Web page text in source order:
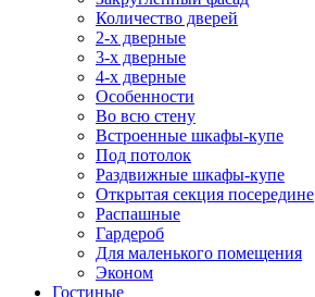
Количество дверей
2-х дверные
3-х дверные
4-х дверные
Особенности
Во всю стену
Встроенные шкафы-купе
Под потолок
Раздвижные шкафы-купе
Открытая секция посередине
Распашные
Гардероб
Для маленького помещения
Эконом
Гостиные